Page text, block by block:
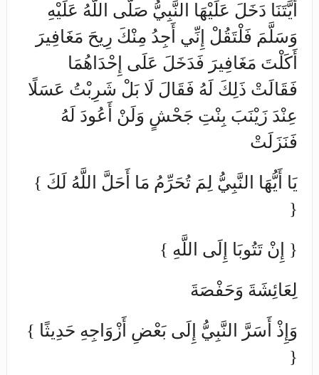
أَيَّتَنَا دَخَلَ عَلَيْهَا النَّبِيُّ صَلَّى اللَّهُ عَلَيْهِ
وَسَلَّمَ فَلْتَقُلْ إِنِّي أَجِدُ مِنْكَ رِيحَ مَغَافِيرَ
أَكَلْتَ مَغَافِيرَ فَدَخَلَ عَلَى إِحْدَاهُمَا
فَقَالَتْ ذَلِكَ لَهُ فَقَالَ لَا بَلْ شَرِبْتُ عَسَلًا
عِنْدَ زَيْنَبَ بِنْتِ جَحْشٍ وَلَنْ أَعُودَ لَهُ
فَنَزَلَتْ
{ يَا أَيُّهَا النَّبِيُّ لِمَ تُحَرِّمُ مَا أَحَلَّ اللَّهُ لَكَ
}
{ إِنْ تَتُوبَا إِلَى اللَّهِ }
لِعَائِشَةَ وَحَفْصَةَ
{ وَإِذْ أَسَرَّ النَّبِيُّ إِلَى بَعْضِ أَزْوَاجِهِ حَدِيثًا
}